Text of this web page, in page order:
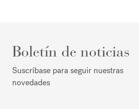
Boletín de noticias
Suscríbase para seguir nuestras
novedades